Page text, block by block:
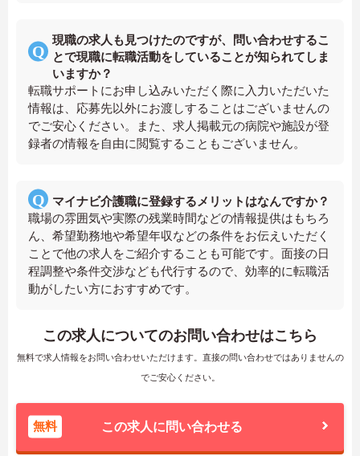
現職の求人も見つけたのですが、問い合わせするこ
とで現職に転職活動をしていることが知られてしま
いますか？
転職サポートにお申し込みいただく際に入力いただいた
情報は、応募先以外にお渡しすることはございませんの
でご安心ください。また、求人掲載元の病院や施設が登
録者の情報を自由に閲覧することもございません。
マイナビ介護職に登録するメリットはなんですか？
職場の雰囲気や実際の残業時間などの情報提供はもちろ
ん、希望勤務地や希望年収などの条件をお伝えいただく
ことで他の求人をご紹介することも可能です。面接の日
程調整や条件交渉なども代行するので、効率的に転職活
動がしたい方におすすめです。
この求人についてのお問い合わせはこちら
無料で求人情報をお問い合わせいただけます。直接の問い合わせではありませんの
でご安心ください。
無料 この求人に問い合わせる